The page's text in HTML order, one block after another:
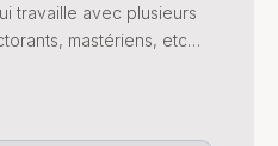
travaille avec plusieurs
mastériens, etc…